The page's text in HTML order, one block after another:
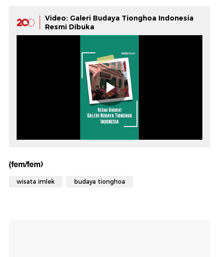
Video: Galeri Budaya Tionghoa Indonesia
Resmi Dibuka
(fem/fem)
wisata imlek budaya tionghoa